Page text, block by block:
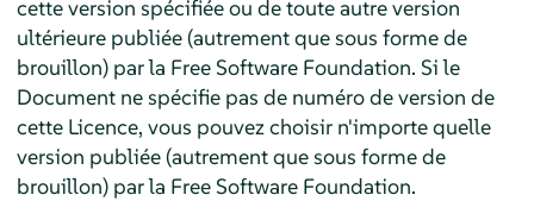
cette version spécifiée ou de toute autre version
ultérieure publiée (autrement que sous forme de
brouillon) par la Free Software Foundation. Si le
Document ne spécifie pas de numéro de version de
cette Licence, vous pouvez choisir n'importe quelle
version publiée (autrement que sous forme de
brouillon) par la Free Software Foundation.